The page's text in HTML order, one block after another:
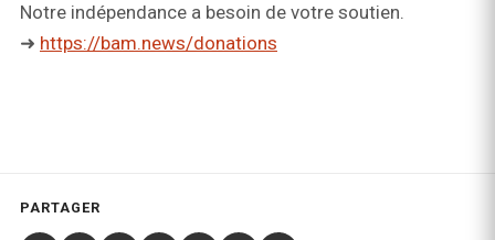
Notre indépendance a besoin de votre soutien.
➜ https://bam.news/donations
PARTAGER